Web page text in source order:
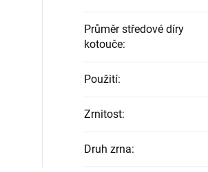
Průměr středové díry
kotouče:
Použití:
Zrnitost:
Druh zrna: